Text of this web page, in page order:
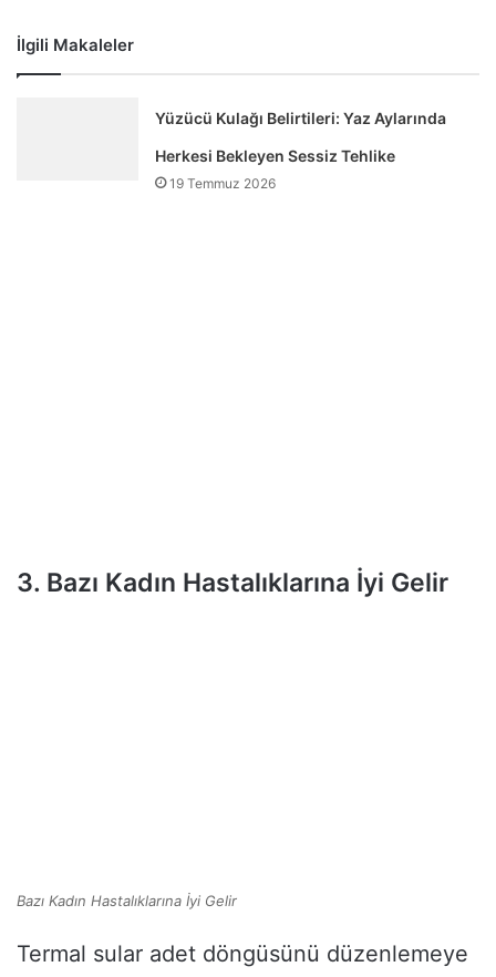
İlgili Makaleler
Yüzücü Kulağı Belirtileri: Yaz Aylarında
Herkesi Bekleyen Sessiz Tehlike
19 Temmuz 2026
3. Bazı Kadın Hastalıklarına İyi Gelir
Bazı Kadın Hastalıklarına İyi Gelir
Termal sular adet döngüsünü düzenlemeye